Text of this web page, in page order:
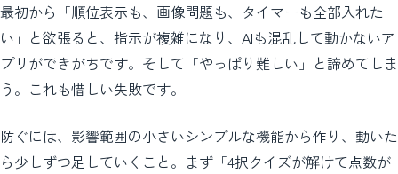
最初から「順位表示も、画像問題も、タイマーも全部入れた
い」と欲張ると、指示が複雑になり、AIも混乱して動かないア
プリができがちです。そして「やっぱり難しい」と諦めてしま
う。これも惜しい失敗です。
防ぐには、影響範囲の小さいシンプルな機能から作り、動いた
ら少しずつ足していくこと。まず「4択クイズが解けて点数が